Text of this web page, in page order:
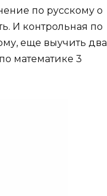
по русскому о
И контрольная по
еще выучить два
математике 3